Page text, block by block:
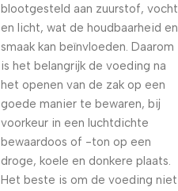
blootgesteld aan zuurstof, vocht
en licht, wat de houdbaarheid en
smaak kan beïnvloeden. Daarom
is het belangrijk de voeding na
het openen van de zak op een
goede manier te bewaren, bij
voorkeur in een luchtdichte
bewaardoos of -ton op een
droge, koele en donkere plaats.
Het beste is om de voeding niet